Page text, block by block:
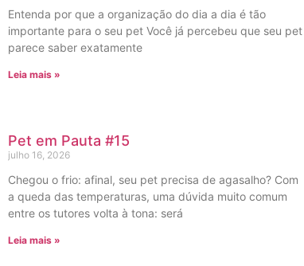
Entenda por que a organização do dia a dia é tão
importante para o seu pet Você já percebeu que seu pet
parece saber exatamente
Leia mais »
Pet em Pauta #15
julho 16, 2026
Chegou o frio: afinal, seu pet precisa de agasalho? Com
a queda das temperaturas, uma dúvida muito comum
entre os tutores volta à tona: será
Leia mais »